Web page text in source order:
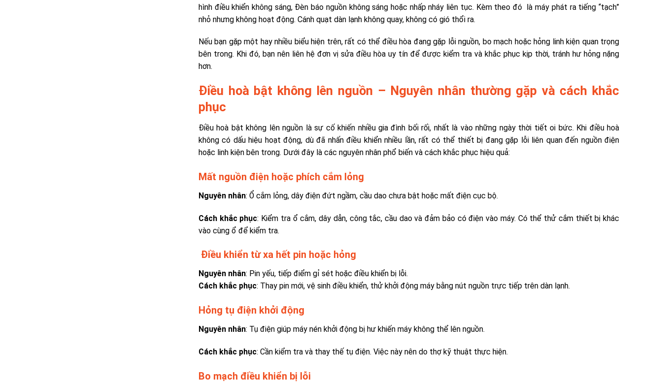
hình điều khiển không sáng, Đèn báo nguồn không sáng hoặc nhấp nháy liên tục. Kèm theo đó làmáy phát ra tiếng “tạch”
nhỏ nhưng không hoạt động. Cánh quạt dàn lạnh không quay, không có gió thổi ra.
Nếu bạn gặp một hay nhiều biểu hiện trên, rất có thể điều hòa đang gặp lỗi nguồn, bo mạch hoặc hỏng linh kiện quan trọng
bên trong. Khi đó, bạn nên liên hệ đơn vị sửa điều hòa uy tín để được kiểm tra và khắc phục kịp thời, tránh hư hỏng nặng
hơn.
Điều hoà bật không lên nguồn – Nguyên nhân thường gặp và cách khắc
phục
Điều hoà bật không lên nguồn là sự cố khiến nhiều gia đình bối rối, nhất là vào những ngày thời tiết oi bức. Khi điều hoà
không có dấu hiệu hoạt động, dù đã nhấn điều khiển nhiều lần, rất có thể thiết bị đang gặp lỗi liên quan đến nguồn điện
hoặc linh kiện bên trong. Dưới đây là các nguyên nhân phổ biến và cách khắc phục hiệu quả:
Mất nguồn điện hoặc phích cắm lỏng
Nguyên nhân: Ổ cắm lỏng, dây điện đứt ngầm, cầu dao chưa bật hoặc mất điện cục bộ.
Cách khắc phục: Kiểm tra ổ cắm, dây dẫn, công tắc, cầu dao và đảm bảo có điện vào máy. Có thể thử cắm thiết bị khác
vào cùng ổ để kiểm tra.
Điều khiển từ xa hết pin hoặc hỏng
Nguyên nhân: Pin yếu, tiếp điểm gỉ sét hoặc điều khiển bị lỗi.
Cách khắc phục: Thay pin mới, vệ sinh điều khiển, thử khởi động máy bằng nút nguồn trực tiếp trên dàn lạnh.
Hỏng tụ điện khởi động
Nguyên nhân: Tụ điện giúp máy nén khởi động bị hư khiến máy không thể lên nguồn.
Cách khắc phục: Cần kiểm tra và thay thế tụ điện. Việc này nên do thợ kỹ thuật thực hiện.
Bo mạch điều khiển bị lỗi